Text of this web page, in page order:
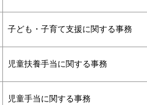
子ども・子育て支援に関する事務
児童扶養手当に関する事務
児童手当に関する事務